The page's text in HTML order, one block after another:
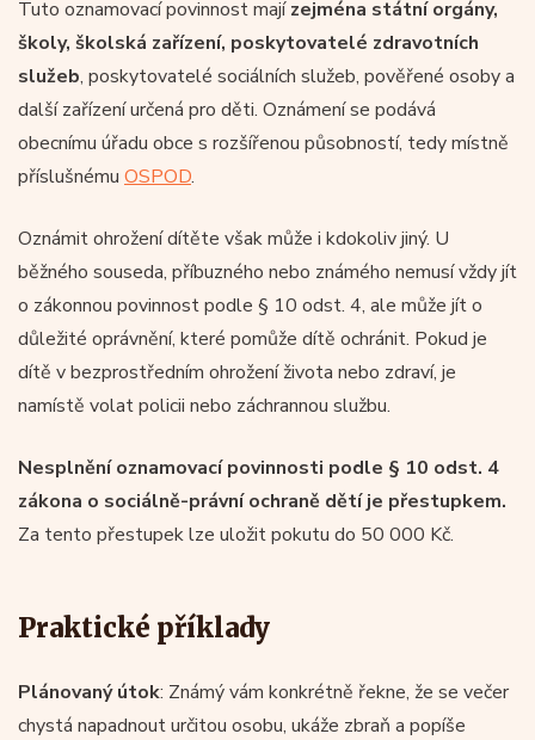
Tuto oznamovací povinnost majízejména státní orgány,
školy, školská zařízení, poskytovatelé zdravotních
služeb, poskytovatelé sociálních služeb, pověřené osoby a
další zařízení určená pro děti. Oznámení se podává
obecnímu úřadu obce s rozšířenou působností, tedy místně
příslušnému OSPOD.
Oznámit ohrožení dítěte však může i kdokoliv jiný. U
běžného souseda, příbuzného nebo známého nemusí vždy jít
o zákonnou povinnost podle § 10 odst. 4, ale může jít o
důležité oprávnění, které pomůže dítě ochránit. Pokud je
dítě v bezprostředním ohrožení života nebo zdraví, je
namístě volat policii nebo záchrannou službu.
Nesplnění oznamovací povinnosti podle § 10 odst. 4
zákona o sociálně-právní ochraně dětí je přestupkem.
Za tento přestupek lze uložit pokutu do 50 000 Kč.
Praktické příklady
Plánovaný útok: Známý vám konkrétně řekne, že se večer
chystá napadnout určitou osobu, ukáže zbraň a popíše